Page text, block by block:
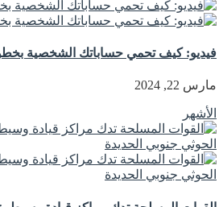
فيديو: كيف تحمي حساباتك الشخصية
مارس 22, 2024
الأشهر